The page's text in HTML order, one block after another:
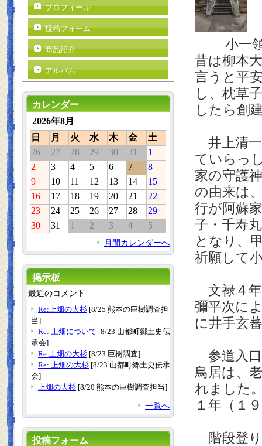
小一領
昔は柳本
言うと平
し、枕草
したら創
井上清一
ていらっ
家の守護
の由来は
行が阿蘇
子・千寿
となり、
祈願して
文禄４年
彌平次に
に井手玄
参道入
鳥居は、
れました
１年（１
階段登り
プロフィール
投稿フォーム
商品紹介
アルバム
カレンダー
2026年8月
日
月 火 水 木 金
土
26
27 28 29 30 31
1
2
3 4 5 6 7
8
9
10 11 12 13 14
15
16
17 18 19 20 21
22
23
24 25 26 27 28
29
30
31 1 2 3 4 5
月間カレンダーへ
掲示板
最近のコメント
Re:上畑の大杉 [8/25 熊本の巨樹調査担
当]
Re: 上畑について [8/23 山都町郷土史伝
承会]
Re:上畑の大杉 [8/23 巨樹調査]
Re: 上畑の大杉 [8/23 山都町郷土史伝承
会]
上畑の大杉 [8/20 熊本の巨樹調査担当]
一覧へ
投稿フォーム